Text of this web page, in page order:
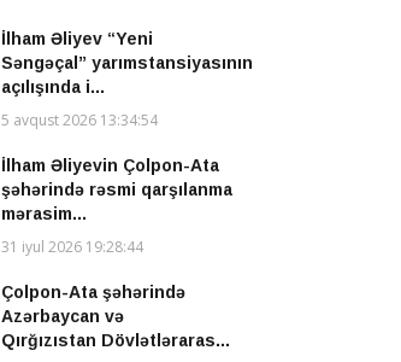
İlham Əliyev “Yeni
Səngəçal” yarımstansiyasının
açılışında i...
5 avqust 2026 13:34:54
İlham Əliyevin Çolpon-Ata
şəhərində rəsmi qarşılanma
mərasim...
31 iyul 2026 19:28:44
Çolpon-Ata şəhərində
Azərbaycan və
Qırğızıstan Dövlətləraras...